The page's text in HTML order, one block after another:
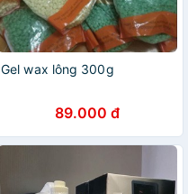
Gel wax lông 300g
89.000 đ